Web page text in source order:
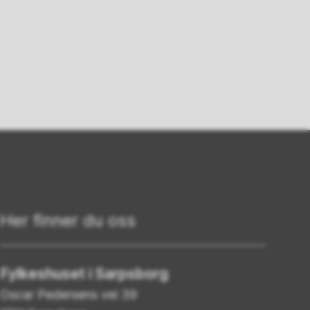
Her finner du oss
Fylkeshuset i Sarpsborg
Oscar Pedersens vei 39